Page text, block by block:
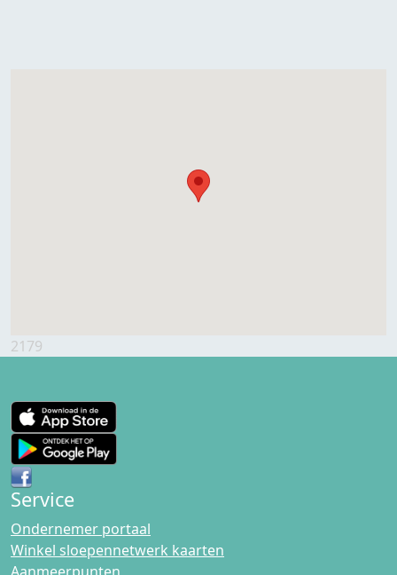
2179
Service
Ondernemer portaal
Winkel sloepennetwerk kaarten